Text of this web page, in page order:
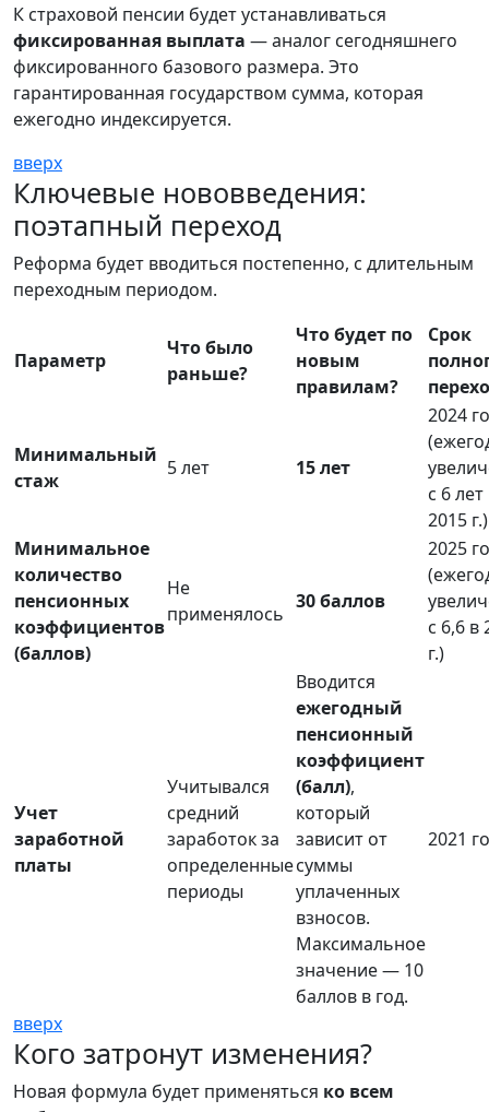
К страховой пенсии будет устанавливаться
фиксированная выплата — аналог сегодняшнего
фиксированного базового размера. Это
гарантированная государством сумма, которая
ежегодно индексируется.
вверх
Ключевые нововведения:
поэтапный переход
Реформа будет вводиться постепенно, с длительным
переходным периодом.
Параметр
Что было
раньше?
Что будет по
новым
правилам?
Срок
Минимальный
стаж
5 лет 15 лет
2024
с 6 лет
2015 г.)
Минимальное
количество
пенсионных
коэффициентов
(баллов)
Не
применялось
30 баллов
2025
с 6,6 в
г.)
Учет
заработной
платы
Учитывался
средний
заработок за
определенные
периоды
Вводится
ежегодный
пенсионный
коэффициент
(балл),
который
зависит от
суммы
уплаченных
взносов.
Максимальное
значение — 10
баллов в год.
2021
вверх
Кого затронут изменения?
Новая формула будет применяться ко всем